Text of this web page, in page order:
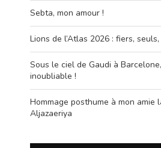
Sebta, mon amour !
Lions de l’Atlas 2026 : fiers,
Sous le ciel de Gaudi à
inoubliable !
Hommage posthume à mon amie
Aljazaeriya